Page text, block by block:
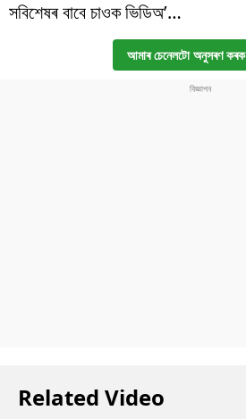
সবিশেষৰ বাবে চাওক ভিডিঅ’…
আমাৰ চেনেলটো অনুসৰণ কৰক
Related Video